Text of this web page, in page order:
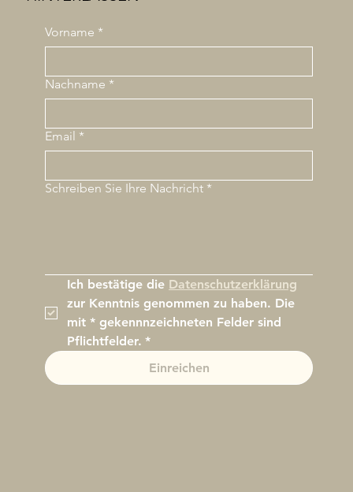
Vorname *
Nachname *
Email *
Schreiben Sie Ihre Nachricht *
Ich bestätige die Datenschutzerklärung
zur Kenntnis genommen zu haben. Die
mit * gekennnzeichneten Felder sind
Pflichtfelder. *
Einreichen